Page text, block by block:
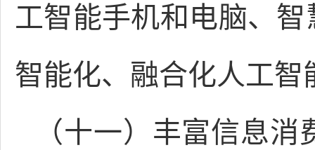
工智能手机和电脑、
智能化、融合化人工
（十一）丰富信息